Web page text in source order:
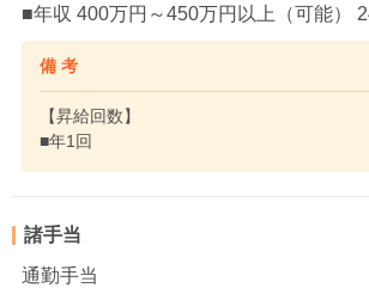
■年収 400万円～450万円以上（可能）
備 考
【昇給回数】
■年1回
諸手当
通勤手当